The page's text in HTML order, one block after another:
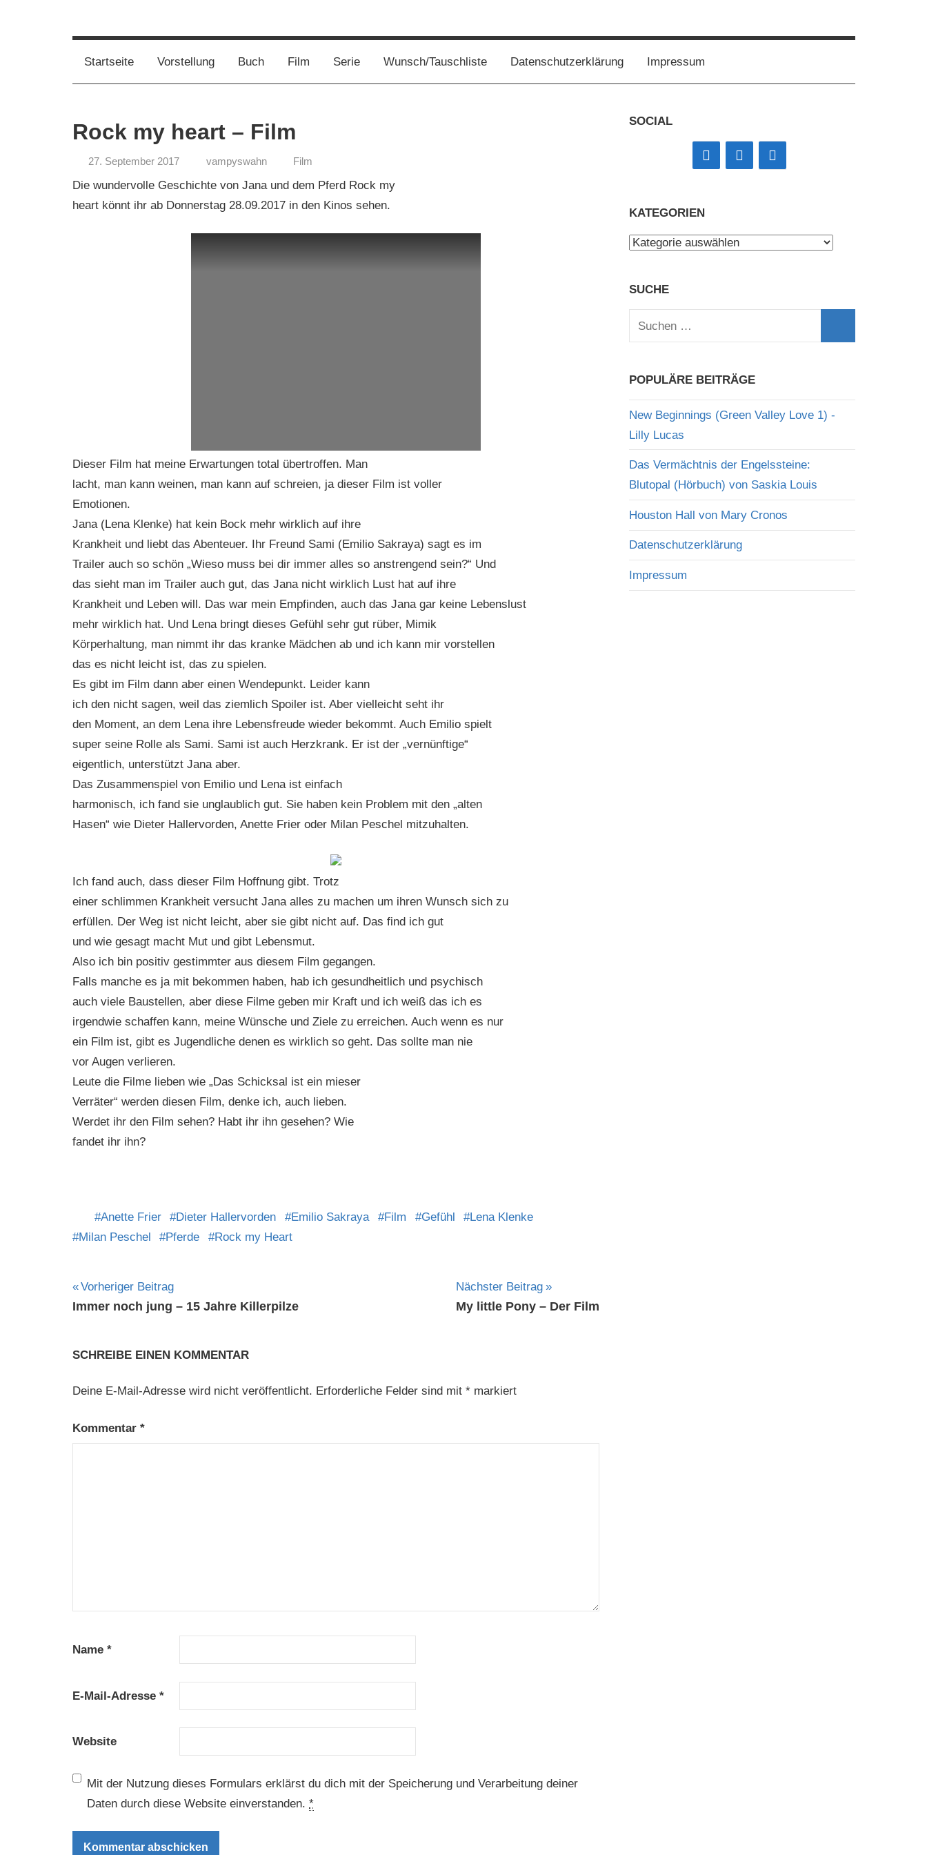
Vampirwaschbaers
Wahnsinn
Bücher,
Events,
Leben
mein
persönlicher
Wahnsinn
Startseite Vorstellung Buch Film Serie Wunsch/Tauschliste Datenschutzerklärung Impressum
Rock my heart – Film
27. September 2017 vampyswahn Film
Die wundervolle Geschichte von Jana und dem Pferd Rock my
heart könnt ihr ab Donnerstag 28.09.2017 in den Kinos sehen.
Dieser Film hat meine Erwartungen total übertroffen. Man
lacht, man kann weinen, man kann auf schreien, ja dieser Film ist voller
Emotionen.
Jana (Lena Klenke) hat kein Bock mehr wirklich auf ihre
Krankheit und liebt das Abenteuer. Ihr Freund Sami (Emilio Sakraya) sagt es im
Trailer auch so schön „Wieso muss bei dir immer alles so anstrengend sein?“ Und
das sieht man im Trailer auch gut, das Jana nicht wirklich Lust hat auf ihre
Krankheit und Leben will. Das war mein Empfinden, auch das Jana gar keine Lebenslust
mehr wirklich hat. Und Lena bringt dieses Gefühl sehr gut rüber, Mimik
Körperhaltung, man nimmt ihr das kranke Mädchen ab und ich kann mir vorstellen
das es nicht leicht ist, das zu spielen.
Es gibt im Film dann aber einen Wendepunkt. Leider kann
ich den nicht sagen, weil das ziemlich Spoiler ist. Aber vielleicht seht ihr
den Moment, an dem Lena ihre Lebensfreude wieder bekommt. Auch Emilio spielt
super seine Rolle als Sami. Sami ist auch Herzkrank. Er ist der „vernünftige“
eigentlich, unterstützt Jana aber.
Das Zusammenspiel von Emilio und Lena ist einfach
harmonisch, ich fand sie unglaublich gut. Sie haben kein Problem mit den „alten
Hasen“ wie Dieter Hallervorden, Anette Frier oder Milan Peschel mitzuhalten.
Ich fand auch, dass dieser Film Hoffnung gibt. Trotz
einer schlimmen Krankheit versucht Jana alles zu machen um ihren Wunsch sich zu
erfüllen. Der Weg ist nicht leicht, aber sie gibt nicht auf. Das find ich gut
und wie gesagt macht Mut und gibt Lebensmut.
Also ich bin positiv gestimmter aus diesem Film gegangen.
Falls manche es ja mit bekommen haben, hab ich gesundheitlich und psychisch
auch viele Baustellen, aber diese Filme geben mir Kraft und ich weiß das ich es
irgendwie schaffen kann, meine Wünsche und Ziele zu erreichen. Auch wenn es nur
ein Film ist, gibt es Jugendliche denen es wirklich so geht. Das sollte man nie
vor Augen verlieren.
Leute die Filme lieben wie „Das Schicksal ist ein mieser
Verräter“ werden diesen Film, denke ich, auch lieben.
Werdet ihr den Film sehen? Habt ihr ihn gesehen? Wie
fandet ihr ihn?
Anette Frier Dieter Hallervorden Emilio Sakraya Film Gefühl
Lena Klenke
Milan Peschel
Pferde Rock my Heart
Beitragsnavigation
Vorheriger Beitrag
Immer noch jung – 15 Jahre Killerpilze
Nächster Beitrag
My little Pony – Der Film
SCHREIBE EINEN KOMMENTAR
Deine E-Mail-Adresse wird nicht veröffentlicht. Erforderliche Felder sind mit *markiert
Kommentar *
Name *
E-Mail-Adresse *
Website
Mit der Nutzung dieses Formulars erklärst du dich mit der Speicherung und Verarbeitung deiner
Daten durch diese Website einverstanden. *
SOCIAL
KATEGORIEN
Kategorien
SUCHE
Suchen
nach:
POPULÄRE BEITRÄGE
New Beginnings (Green Valley Love 1) -
Lilly Lucas
Das Vermächtnis der Engelssteine:
Blutopal (Hörbuch) von Saskia Louis
Houston Hall von Mary Cronos
Datenschutzerklärung
Impressum